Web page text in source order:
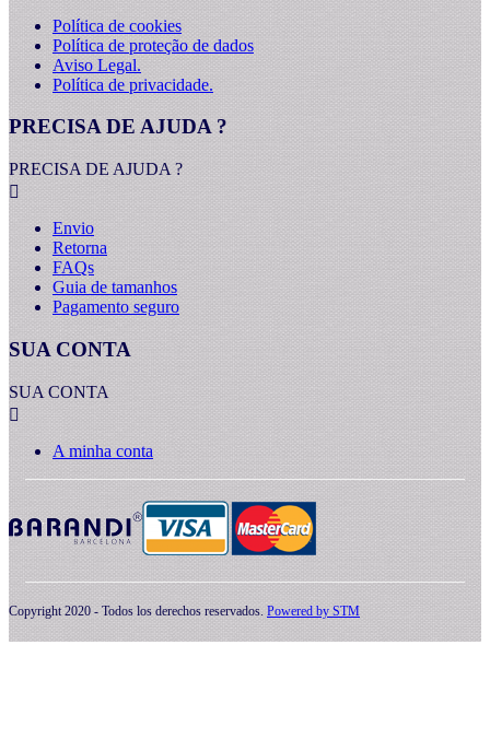
Política de cookies
Política de proteção de dados
Aviso Legal.
Política de privacidade.
PRECISA DE AJUDA ?
PRECISA DE AJUDA ?

Envio
Retorna
FAQs
Guia de tamanhos
Pagamento seguro
SUA CONTA
SUA CONTA

A minha conta
Copyright 2020 - Todos los derechos reservados. Powered by STM